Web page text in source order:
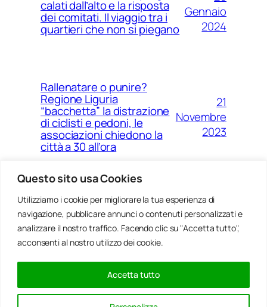
Questo sito usa Cookies
Utilizziamo i cookie per migliorare la tua esperienza di
navigazione, pubblicare annunci o contenuti personalizzati e
analizzare il nostro traffico. Facendo clic su "Accetta tutto",
acconsenti al nostro utilizzo dei cookie.
Accetta tutto
calati dall’alto e la risposta
dei comitati. Il viaggio tra i
quartieri che non si piegano
Gennaio
2024
Rallenatare o punire?
Regione Liguria
“bacchetta” la distrazione
di ciclisti e pedoni, le
associazioni chiedono la
città a 30 all’ora
21
Novembre
2023
Ponte Morandi e quell’anno
zero che non è mai arrivato a
Genova
Agosto
2023
Rinnovabili, al passo della
Bocchetta un parco eolico
Gennaio